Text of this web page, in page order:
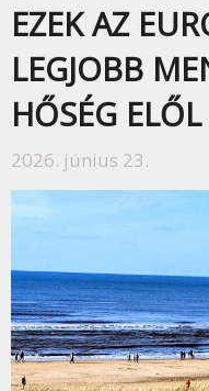
EZEK AZ
LEGJOBB
HŐSÉG ELŐL
2026. június 23.